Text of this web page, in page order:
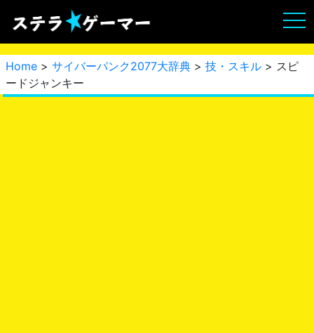
Home > サイバーパンク2077大辞典 > 技・スキル > スピ
ードジャンキー